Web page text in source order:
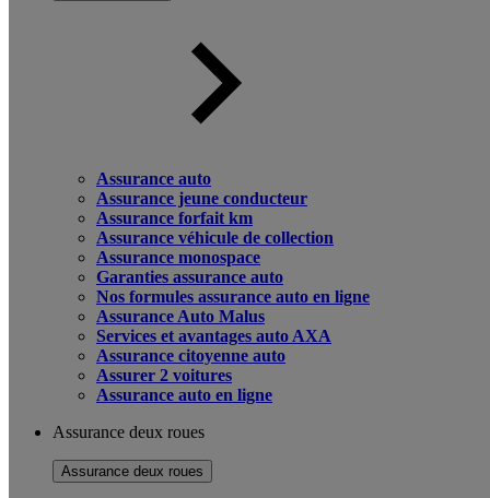
Assurance auto
Assurance jeune conducteur
Assurance forfait km
Assurance véhicule de collection
Assurance monospace
Garanties assurance auto
Nos formules assurance auto en ligne
Assurance Auto Malus
Services et avantages auto AXA
Assurance citoyenne auto
Assurer 2 voitures
Assurance auto en ligne
Assurance deux roues
Assurance deux roues